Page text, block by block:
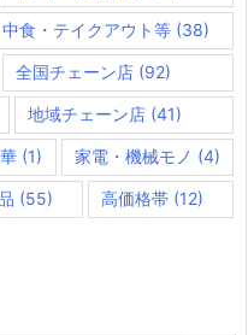
中食・テイクアウト等 (38)
全国チェーン店 (92)
地域チェーン店 (41)
(1) 家電・機械モノ (4)
(55) 高価格帯 (12)